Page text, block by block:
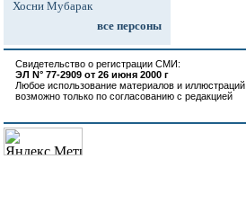
Хосни Мубарак
все персоны
Свидетельство о регистрации СМИ:
ЭЛ N° 77-2909 от 26 июня 2000 г
Любое использование материалов и иллюстраций
возможно только по согласованию с редакцией